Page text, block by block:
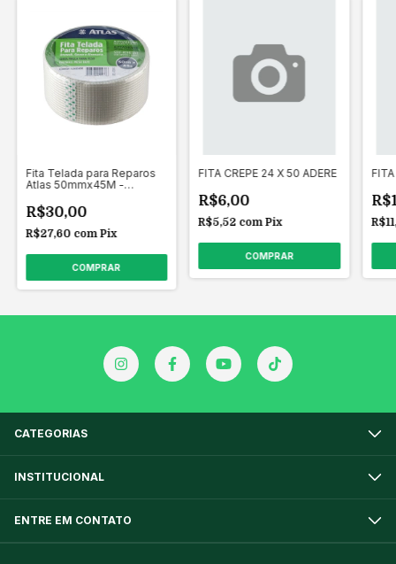
Fita Telada para Reparos
Atlas 50mmx45M -
R$30,00
R$27,60 com Pix
FITA CREPE 24 X 50 ADERE
R$6,00
R$5,52 com Pix
CATEGORIAS
INSTITUCIONAL
ENTRE EM CONTATO